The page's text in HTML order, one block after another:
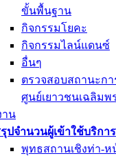
ขั้นพื้นฐาน
กิจกรรมโยคะ
กิจกรรมไลน์แดนซ์
อื่นๆ
ตรวจสอบสถานะก
ศูนย์เยาวชนเฉลิมพ
าน
ปจำนวนผู้เข้าใช้บริการ
พุทธสถานเชิงท่า-ห